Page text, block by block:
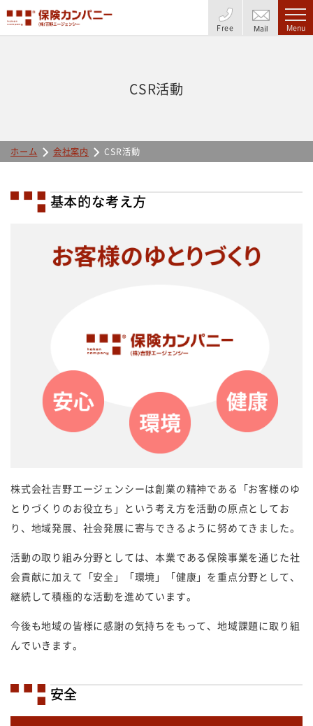
Free Mail Menu
CSR活動
ホーム 会社案内 CSR活動
基本的な考え方
株式会社吉野エージェンシーは創業の精神である「お客様のゆ
とりづくりのお役立ち」という考え方を活動の原点としてお
り、地域発展、社会発展に寄与できるように努めてきました。
活動の取り組み分野としては、本業である保険事業を通じた社
会貢献に加えて「安全」「環境」「健康」を重点分野として、
継続して積極的な活動を進めています。
今後も地域の皆様に感謝の気持ちをもって、地域課題に取り組
んでいきます。
安全